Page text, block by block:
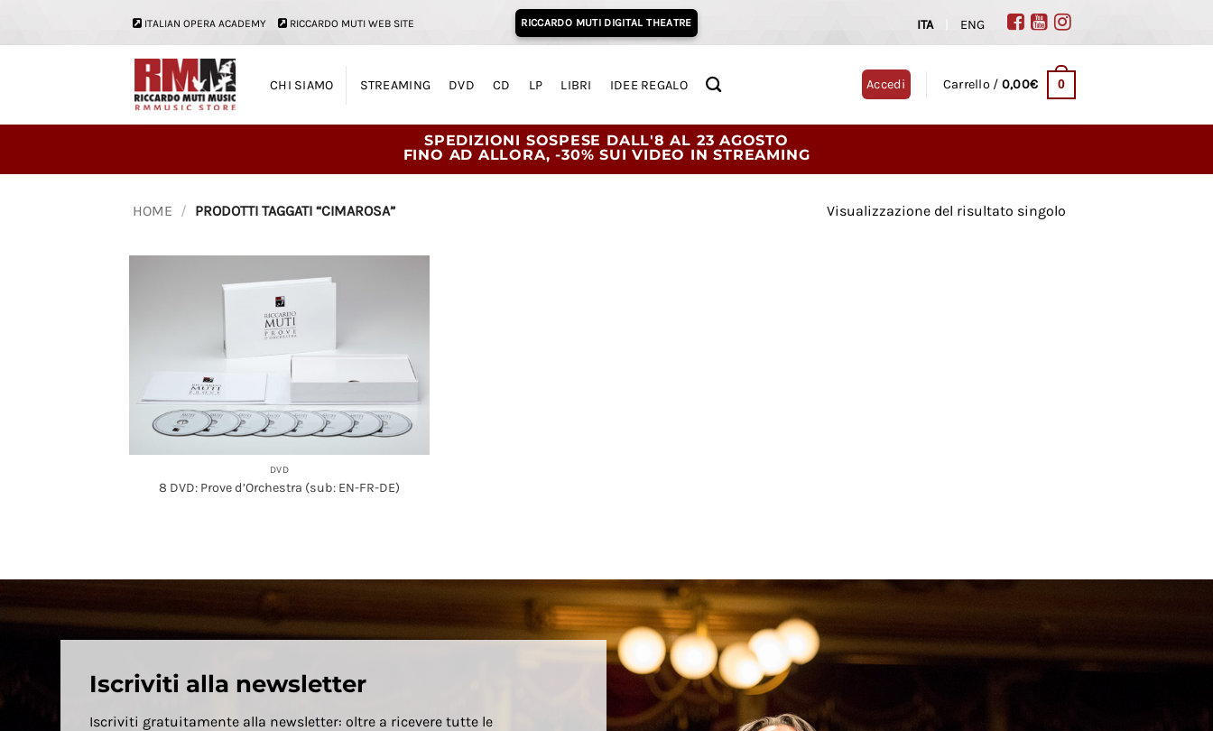
ITALIAN OPERA ACADEMY RICCARDO MUTI WEB SITE RICCARDO MUTI DIGITAL THEATRE ITA ENG
CHI SIAMO STREAMING DVD CD LP LIBRI IDEE REGALO Accedi Carrello / 0,00€ 0
SPEDIZIONI SOSPESE DALL'8 AL 23 AGOSTO
FINO AD ALLORA, -30% SUI VIDEO IN STREAMING
HOME / PRODOTTI TAGGATI “CIMAROSA” Visualizzazione del risultato singolo
DVD
8 DVD: Prove d’Orchestra (sub: EN-FR-DE)
Iscriviti alla newsletter
Iscriviti gratuitamente alla newsletter: oltre a ricevere tutte le